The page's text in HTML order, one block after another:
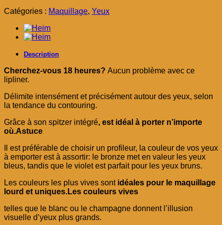
د.م. 49,00.
د.م. 29,00.
Catégories : Maquillage, Yeux
Description
Cherchez-vous 18 heures? Aucun problème avec ce
lipliner.
Délimite intensément et précisément autour des yeux, selon
la tendance du contouring.
Grâce à son spitzer intégré, est idéal à porter n’importe
où.Astuce
Il est préférable de choisir un profileur, la couleur de vos yeux
à emporter est à assortir: le bronze met en valeur les yeux
bleus, tandis que le violet est parfait pour les yeux bruns.
Les couleurs les plus vives sont idéales pour le maquillage
lourd et uniques.Les couleurs vives
telles que le blanc ou le champagne donnent l’illusion
visuelle d’yeux plus grands.